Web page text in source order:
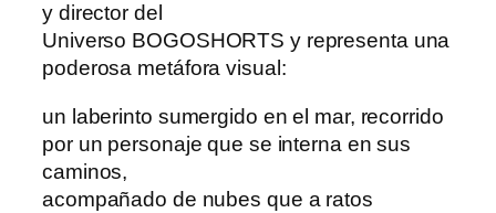
y director del
Universo BOGOSHORTS y representa una
poderosa metáfora visual:
un laberinto sumergido en el mar, recorrido
por un personaje que se interna en sus
caminos,
acompañado de nubes que a ratos